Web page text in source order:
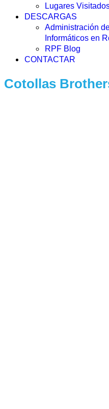
Lugares
DESCARGAS
Administración
Informáticos en
RPF Blog
CONTACTAR
Cotollas